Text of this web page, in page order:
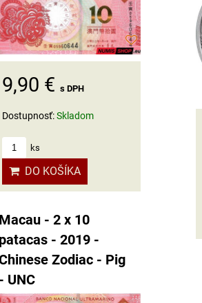
9,90 €s DPH
Dostupnosť:Skladom
ks
DO KOŠÍKA
Macau - 2 x 10
patacas - 2019 -
Zodiac - Pig
- UNC